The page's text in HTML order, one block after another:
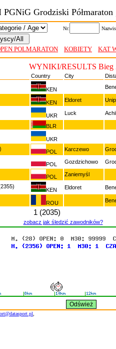
Grodziski Półmaraton
Nr:
POLMARATON KOBIETY KAT
WYNIKI/RESULTS Bieg
Country City
KEN
KEN Eldoret
UKR Luck
BLR
UKR
POL Karczewo
POL Gozdzichowo
POL Zaniemyśl
KEN Eldoret
ROU
1 (2035)
zobacz jak śledzić zawodników?